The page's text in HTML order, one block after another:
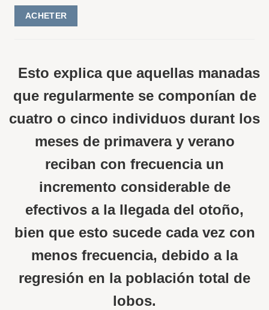
ACHETER
Esto explica que aquellas manadas
que regularmente se componían de
cuatro o cinco individuos durant los
meses de primavera y verano
reciban con frecuencia un
incremento considerable de
efectivos a la llegada del otoño,
bien que esto sucede cada vez con
menos frecuencia, debido a la
regresión en la población total de
lobos.